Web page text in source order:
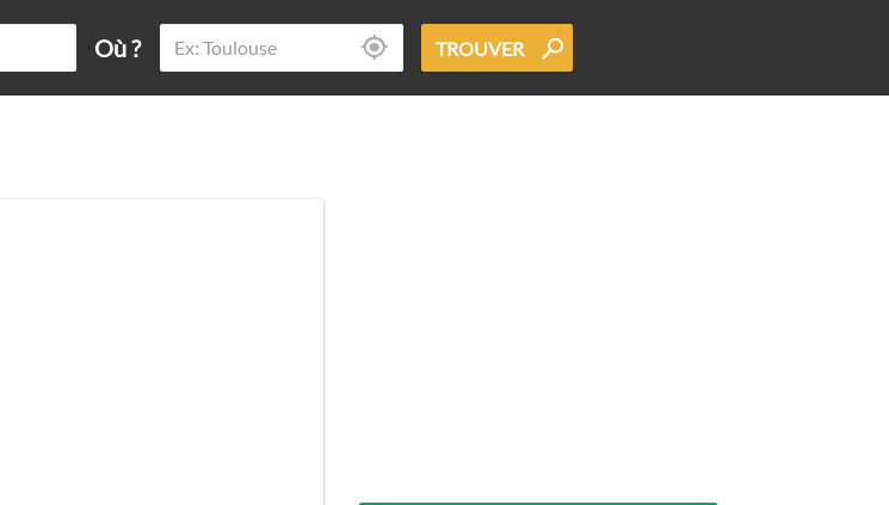
Où ? TROUVER